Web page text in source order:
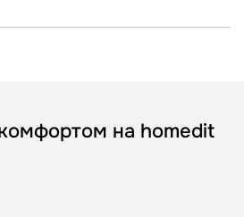
на homedit